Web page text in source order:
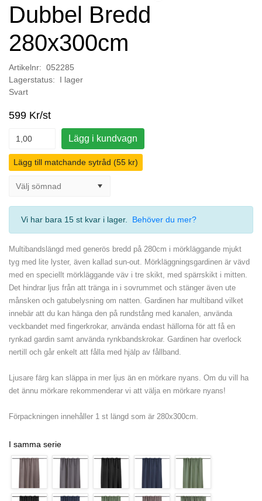
Dubbel Bredd
280x300cm
Artikelnr: 052285
Lagerstatus: I lager
Svart
599 Kr/st
Lägg i kundvagn
Lägg till matchande sytråd (55 kr)
Vi har bara 15 st kvar i lager. Behöver du mer?
Multibandslängd med generös bredd på 280cm i mörkläggande mjukt
tyg med lite lyster, även kallad sun-out. Mörkläggningsgardinen är vävd
med en speciellt mörkläggande väv i tre skikt, med spärrskikt i mitten.
Det hindrar ljus från att tränga in i sovrummet och stänger även ute
månsken och gatubelysning om natten. Gardinen har multiband vilket
innebär att du kan hänga den på rundstång med kanalen, använda
veckbandet med fingerkrokar, använda endast hällorna för att få en
rynkad gardin samt använda rynkbandskrokar. Gardinen har overlock
nertill och går enkelt att fålla med hjälp av fållband.
Ljusare färg kan släppa in mer ljus än en mörkare nyans. Om du vill ha
det ännu mörkare rekommenderar vi att välja en mörkare nyans!
Förpackningen innehåller 1 st längd som är 280x300cm.
I samma serie